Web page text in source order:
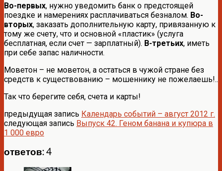
Во-первых, нужно уведомить банк о предстоящей
поездке и намерениях расплачиваться безналом. Во-
вторых, заказать дополнительную карту, привязанную к
тому же счету, что и основной «пластик» (услуга
бесплатная, если счет — зарплатный). В-третьих, иметь
при себе запас наличности.
Моветон – не моветон, а остаться в чужой стране без
средств к существованию – мошеннику не пожелаешь!..
Так что берегите себя, счета и карты!
предыдущая запись Календарь событий – август 2012 г.
следующая запись Выпуск 42. Геном банана и купюра в
1 000 евро
ответов: 4